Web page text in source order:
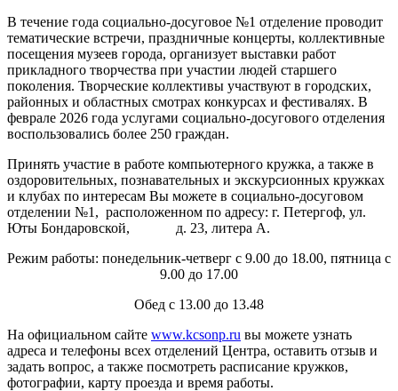
В течение года социально-досуговое №1 отделение проводит
тематические встречи, праздничные концерты, коллективные
посещения музеев города, организует выставки работ
прикладного творчества при участии людей старшего
поколения. Творческие коллективы участвуют в городских,
районных и областных смотрах конкурсах и фестивалях. В
феврале 2026 года услугами социально-досугового отделения
воспользовались более 250 граждан.
Принять участие в работе компьютерного кружка, а также в
оздоровительных, познавательных и экскурсионных кружках
и клубах по интересам Вы можете в социально-досуговом
отделении №1, расположенном по адресу: г. Петергоф, ул.
Юты Бондаровской, д. 23, литера А.
Режим работы: понедельник-четверг с 9.00 до 18.00, пятница с
9.00 до 17.00
Обед с 13.00 до 13.48
На официальном сайте www.kcsonp.ru вы можете узнать
адреса и телефоны всех отделений Центра, оставить отзыв и
задать вопрос, а также посмотреть расписание кружков,
фотографии, карту проезда и время работы.